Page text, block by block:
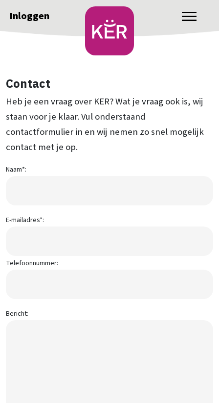
Inloggen
Contact
Heb je een vraag over KER? Wat je vraag ook is, wij
staan voor je klaar. Vul onderstaand
contactformulier in en wij nemen zo snel mogelijk
contact met je op.
Naam*:
E-mailadres*:
Telefoonnummer:
Bericht: